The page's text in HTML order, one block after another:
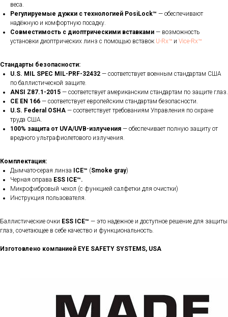
веса.
Регулируемые дужки с технологией PosiLock™ — обеспечивают
надёжную и комфортную посадку.
Совместимость с диоптрическими вставками — возможность
установки диоптрических линз с помощью вставок U-Rx™ и Vice-Rx™
Стандарты безопасности:
U.S. MIL SPEC MIL-PRF-32432 — соответствует военным стандартам США
по баллистической защите.
ANSI Z87.1-2015 — соответствует американским стандартам по защите глаз.
CE EN 166 — соответствует европейским стандартам безопасности.
U.S. Federal OSHA — соответствует требованиям Управления по охране
труда США.
100% защита от UVA/UVB-излучения — обеспечивает полную защиту от
вредного ультрафиолетового излучения.
Комплектация:
Дымчато-серая линза
ICE™ (Smoke gray)
Черная оправа ESS ICE™.
Микрофибровый чехол (с функцией салфетки для очистки)
Инструкция пользователя.
Баллистические очки ESS ICE™ — это надежное и доступное решение для защиты
глаз, сочетающее в себе качество и функциональность.
Изготовлено компанией EYE SAFETY SYSTEMS, USA